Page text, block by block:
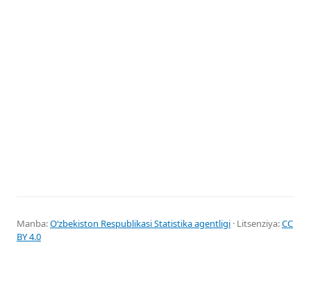
Manba:Oʻzbekiston Respublikasi Statistika agentligi · Litsenziya:CC
BY 4.0